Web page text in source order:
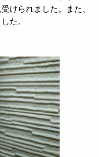
けられました。また、
た。